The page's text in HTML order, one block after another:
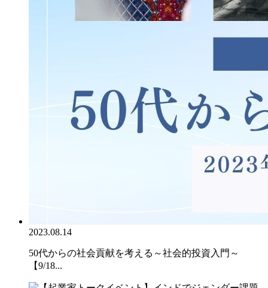
2023.08.14
50代からの社会貢献を考える～社会的投資入門～
【9/18...